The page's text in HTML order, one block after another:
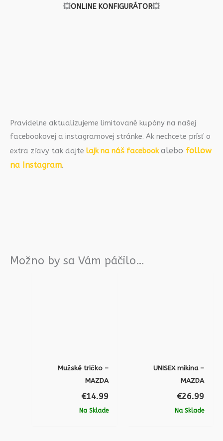
💥ONLINE KONFIGURÁTOR💥
Pravidelne aktualizujeme limitované kupóny na našej
facebookovej a instagramovej stránke. Ak nechcete prísť o
extra zľavy tak dajte lajk na náš facebookalebo follow
na Instagram.
Možno by sa Vám páčilo…
Mužské tričko –
MAZDA
€14.99
Na Sklade
UNISEX mikina –
MAZDA
€26.99
Na Sklade